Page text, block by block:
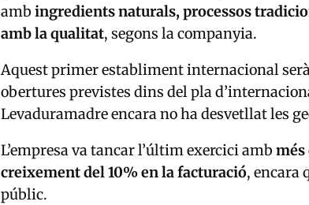
amb ingredients naturals, processos
amb la qualitat, segons la companyia.
Aquest primer establiment internacional
obertures previstes dins del pla
Levaduramadre encara no ha desvetllat les
L’empresa va tancar l’últim exercici amb més
creixement del 10% en la facturació, encara
públic.